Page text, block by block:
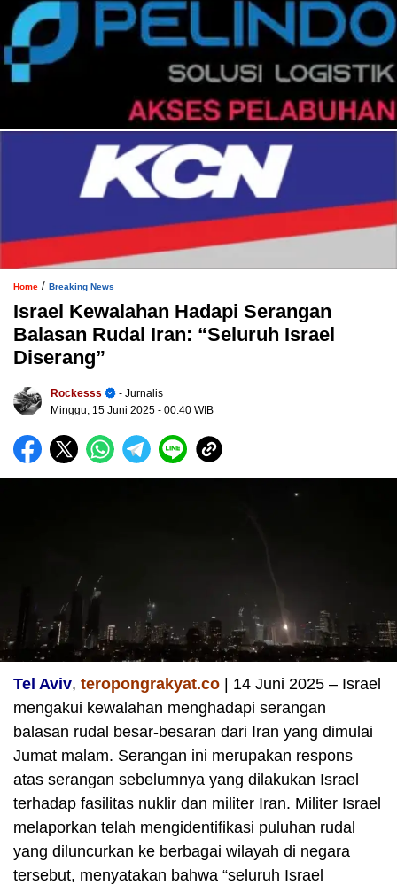
Home / Breaking News
Israel Kewalahan Hadapi Serangan
Balasan Rudal Iran: “Seluruh Israel
Diserang”
Rockesss
- Jurnalis
Minggu, 15 Juni 2025 - 00:40 WIB
Tel Aviv, teropongrakyat.co | 14 Juni 2025 – Israel
mengakui kewalahan menghadapi serangan
balasan rudal besar-besaran dari Iran yang dimulai
Jumat malam. Serangan ini merupakan respons
atas serangan sebelumnya yang dilakukan Israel
terhadap fasilitas nuklir dan militer Iran. Militer Israel
melaporkan telah mengidentifikasi puluhan rudal
yang diluncurkan ke berbagai wilayah di negara
tersebut, menyatakan bahwa “seluruh Israel